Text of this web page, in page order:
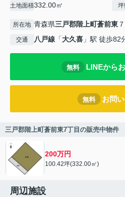
土地面積332.00㎡
所在地 青森県三戸郡階上町蒼前東
交通 八戸線 「大久喜 」駅 徒歩82
無料 LINEから
無料 お問
三戸郡階上町蒼前東7丁目の販売中物件
200万円
100.42坪(332.00㎡)
周辺施設